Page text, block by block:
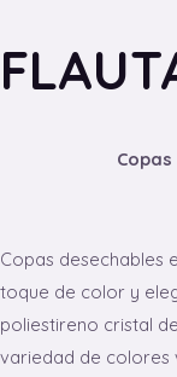
Copas desechables
toque de color y
poliestireno cristal
variedad de colores